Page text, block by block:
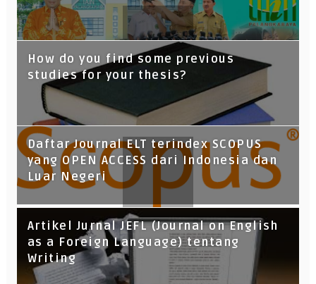
How do you find some previous
studies for your thesis?
Daftar Journal ELT terindex SCOPUS
yang OPEN ACCESS dari Indonesia dan
Luar Negeri
Artikel Jurnal JEFL (Journal on English
as a Foreign Language) tentang
Writing